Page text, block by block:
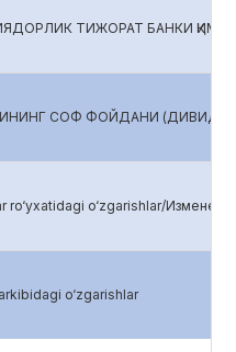
ТИЖОРАТ БАНКИ
СОФ ФОЙДАНИ
ro‘yxatidagi o‘zgarishlar/
o‘zgarishlar